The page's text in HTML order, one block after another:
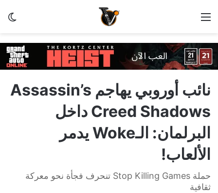
القائمة
نائب أوروبي يهاجم Assassin’s
Creed Shadows داخل
البرلمان: الـWoke يدمر
الألعاب!
حملة Stop Killing Games تنحرف فجأة نحو معركة
ثقافية